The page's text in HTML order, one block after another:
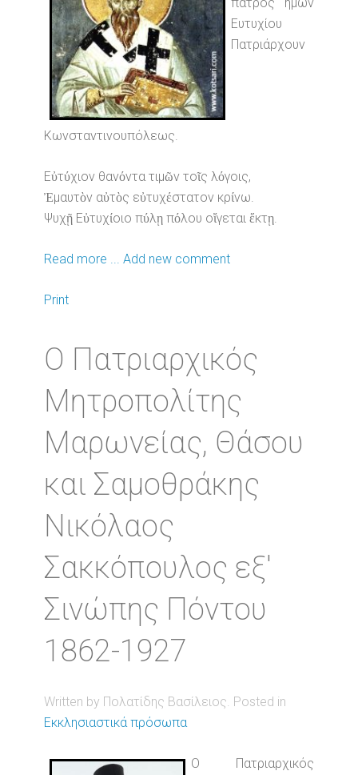
Ευτυχίου
Πατριάρχουν
Κωνσταντινουπόλεως.
Εὐτύχιον θανόντα τιμῶν τοῖς λόγοις,
Ἐμαυτὸν αὐτὸς εὐτυχέστατον κρίνω.
Ψυχῇ Εὐτυχίοιο πύλῃ πόλου οἴγεται ἕκτῃ.
Read more ... Add new comment
Print
Ο Πατριαρχικός
Μητροπολίτης
Μαρωνείας, Θάσου
και Σαμοθράκης
Νικόλαος
Σακκόπουλος εξ'
Σινώπης Πόντου
1862-1927
Written by Πολατίδης Βασίλειος. Posted in
Εκκλησιαστικά πρόσωπα
Ο Πατριαρχικός